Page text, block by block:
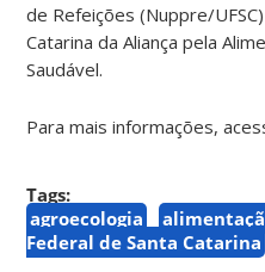
de Refeições (Nuppre/
Catarina da Aliança pela
Saudável.
Para mais informações,
Tags:
agroecologia
Federal de Santa Catarina